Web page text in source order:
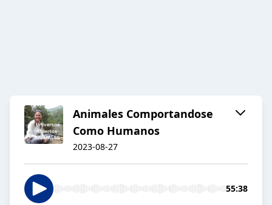
Animales Comportandose
Como Humanos
2023-08-27
55:38